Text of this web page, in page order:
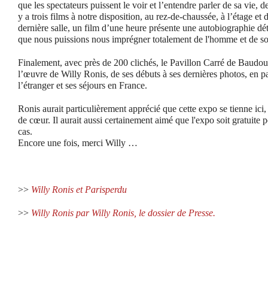
que les spectateurs puissent le voir et l’entendre parler de sa vie,
y a trois films à notre disposition, au rez-de-chaussée, à l’étage et
dernière salle, un film d’une heure présente une autobiographie
que nous puissions nous imprégner totalement de l'homme et de
Finalement, avec près de 200 clichés, le Pavillon Carré de
l’œuvre de Willy Ronis, de ses débuts à ses dernières photos, en
l’étranger et ses séjours en France.
Ronis aurait particulièrement apprécié que cette expo se tienne
de cœur. Il aurait aussi certainement aimé que l'expo soit gratuite
cas.
Encore une fois, merci Willy …
>> Willy Ronis et Parisperdu
>> Willy Ronis par Willy Ronis, le dossier de Presse.